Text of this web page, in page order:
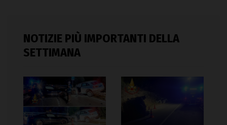
NOTIZIE PIÙ IMPORTANTI DELLA
SETTIMANA